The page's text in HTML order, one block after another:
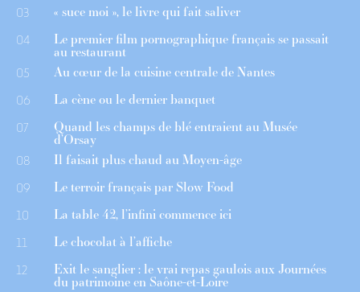
03 « suce moi », le livre qui fait saliver
04 Le premier film pornographique français se passait
au restaurant
05 Au cœur de la cuisine centrale de Nantes
06 La cène ou le dernier banquet
07 Quand les champs de blé entraient au Musée
d’Orsay
08 Il faisait plus chaud au Moyen-âge
09 Le terroir français par Slow Food
10 La table 42, l’infini commence ici
11 Le chocolat à l’affiche
12 Exit le sanglier : le vrai repas gaulois aux Journées
du patrimoine en Saône-et-Loire